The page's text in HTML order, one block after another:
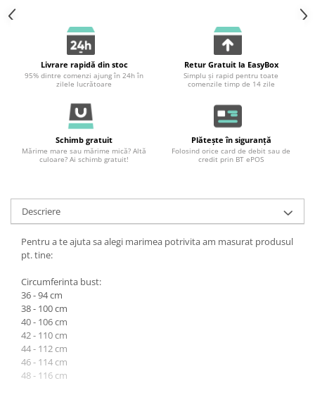
Livrare rapidă din stoc
95% dintre comenzi ajung în 24h în
zilele lucrătoare
Retur Gratuit la EasyBox
Simplu și rapid pentru toate
comenzile timp de 14 zile
Schimb gratuit
Mărime mare sau mărime mică? Altă
culoare? Ai schimb gratuit!
Plătește în siguranță
Folosind orice card de debit sau de
credit prin BT ePOS
Descriere
Pentru a te ajuta sa alegi marimea potrivita am masurat produsul
pt. tine:
Circumferinta bust:
36 - 94 cm
38 - 100 cm
40 - 106 cm
42 - 110 cm
44 - 112 cm
46 - 114 cm
48 - 116 cm